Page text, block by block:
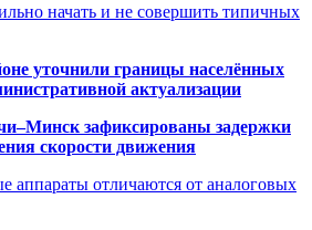
начать и не совершить типичных
уточнили границы населённых
актуализации
зафиксированы задержки
скорости движения
аппараты отличаются от аналоговых